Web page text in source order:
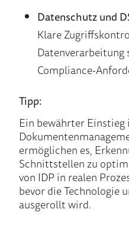
Datenschutz und
Klare
Datenverarbeitung
Compliance-
Tipp:
Ein bewährter
ermöglichen es,
Schnittstellen zu
von IDP in realen
bevor die Technologie
ausgerollt wird.